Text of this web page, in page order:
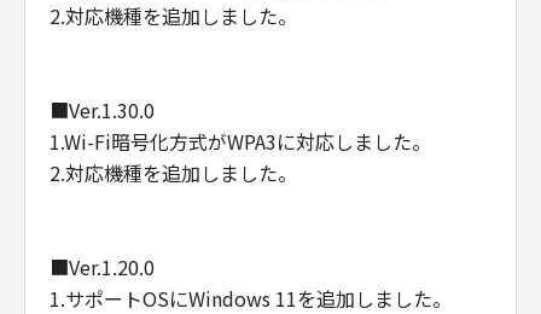
2.対応機種を追加しました。
■Ver.1.30.0
1.Wi-Fi暗号化方式がWPA3に対応しました。
2.対応機種を追加しました。
■Ver.1.20.0
1.サポートOSにWindows 11を追加しました。